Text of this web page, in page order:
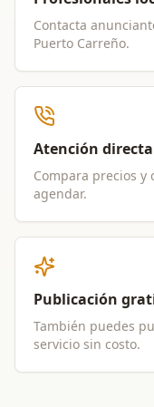
Contacta
Puerto Carreño.
Atención directa
Compara precios
agendar.
Publicación
También puedes
servicio sin costo.